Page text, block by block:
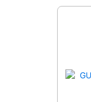
Produktgalerie